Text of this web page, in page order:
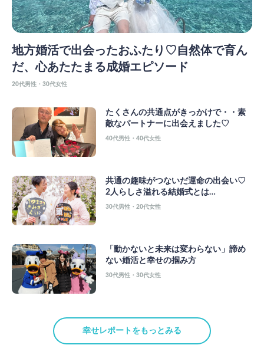
地方婚活で出会ったおふたり♡自然体で育ん
だ、心あたたまる成婚エピソード
20代男性・30代女性
たくさんの共通点がきっかけで・・素
敵なパートナーに出会えました♡
40代男性・40代女性
共通の趣味がつないだ運命の出会い♡
2人らしさ溢れる結婚式とは…
30代男性・20代女性
「動かないと未来は変わらない」諦め
ない婚活と幸せの掴み方
30代男性・30代女性
幸せレポートをもっとみる